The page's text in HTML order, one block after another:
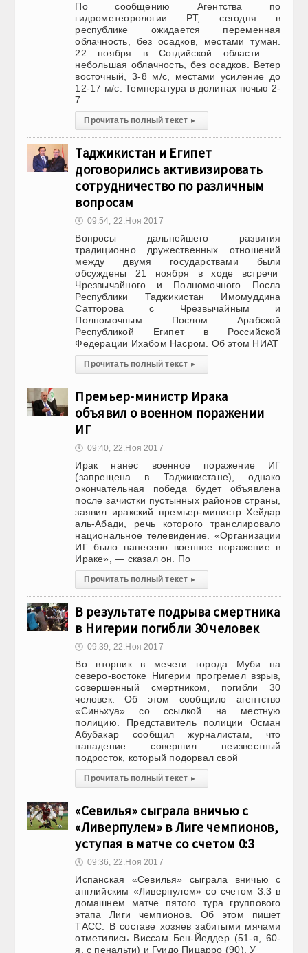
По сообщению Агентства по
гидрометеорологии РТ, сегодня в
республике ожидается переменная
облачность, без осадков, местами туман.
22 ноября в Согдийской области —
небольшая облачность, без осадков. Ветер
восточный, 3-8 м/с, местами усиление до
12-17 м/с. Температура в долинах ночью 2-
7
Прочитать полный текст ▸
Таджикистан и Египет
договорились активизировать
сотрудничество по различным
вопросам
🕔 09:54, 22.Ноя 2017
Вопросы дальнейшего развития
традиционно дружественных отношений
между двумя государствами были
обсуждены 21 ноября в ходе встречи
Чрезвычайного и Полномочного Посла
Республики Таджикистан Имомуддина
Сатторова с Чрезвычайным и
Полномочным Послом Арабской
Республикой Египет в Российской
Федерации Ихабом Насром. Об этом НИАТ
Прочитать полный текст ▸
Премьер-министр Ирака
объявил о военном поражении
ИГ
🕔 09:40, 22.Ноя 2017
Ирак нанес военное поражение ИГ
(запрещена в Таджикистане), однако
окончательная победа будет объявлена
после зачистки пустынных районов страны,
заявил иракский премьер-министр Хейдар
аль-Абади, речь которого транслировало
национальное телевидение. «Организации
ИГ было нанесено военное поражение в
Ираке», — сказал он. По
Прочитать полный текст ▸
В результате подрыва смертника
в Нигерии погибли 30 человек
🕔 09:39, 22.Ноя 2017
Во вторник в мечети города Муби на
северо-востоке Нигерии прогремел взрыв,
совершенный смертником, погибли 30
человек. Об этом сообщило агентство
«Синьхуа» со ссылкой на местную
полицию. Представитель полиции Осман
Абубакар сообщил журналистам, что
нападение совершил неизвестный
подросток, который подорвал свой
Прочитать полный текст ▸
«Севилья» сыграла вничью с
«Ливерпулем» в Лиге чемпионов,
уступая в матче со счетом 0:3
🕔 09:36, 22.Ноя 2017
Испанская «Севилья» сыграла вничью с
английским «Ливерпулем» со счетом 3:3 в
домашнем матче пятого тура группового
этапа Лиги чемпионов. Об этом пишет
ТАСС. В составе хозяев забитыми мячами
отметились Виссам Бен-Йеддер (51-я, 60-
я, с пенальти) и Гуидо Пицарро (90). У